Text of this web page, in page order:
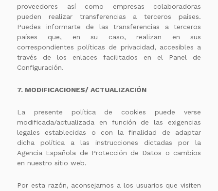
proveedores así como empresas colaboradoras
pueden realizar transferencias a terceros países.
Puedes informarte de las transferencias a terceros
países que, en su caso, realizan en sus
correspondientes políticas de privacidad, accesibles a
través de los enlaces facilitados en el Panel de
Configuración.
7. MODIFICACIONES/ ACTUALIZACIÓN
La presente política de cookies puede verse
modificada/actualizada en función de las exigencias
legales establecidas o con la finalidad de adaptar
dicha política a las instrucciones dictadas por la
Agencia Española de Protección de Datos o cambios
en nuestro sitio web.
Por esta razón, aconsejamos a los usuarios que visiten